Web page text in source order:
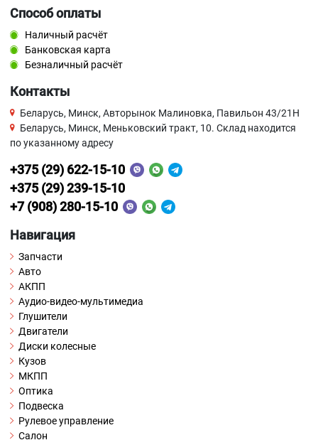
Способ оплаты
Наличный расчёт
Банковская карта
Безналичный расчёт
Контакты
Беларусь, Минск, Авторынок Малиновка, Павильон 43/21Н
Беларусь, Минск, Меньковский тракт, 10. Склад находится
по указанному адресу
+375 (29) 622-15-10
+375 (29) 239-15-10
+7 (908) 280-15-10
Навигация
Запчасти
Авто
АКПП
Аудио-видео-мультимедиа
Глушители
Двигатели
Диски колесные
Кузов
МКПП
Оптика
Подвеска
Рулевое управление
Салон